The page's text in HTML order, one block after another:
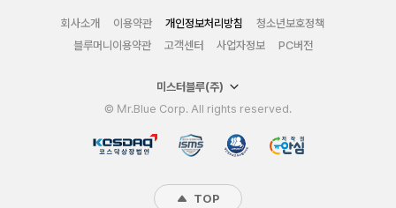
회사소개 이용약관 개인정보처리방침
청소년보호정책
블루머니이용약관
고객센터 사업자정보 PC버전
미스터블루(주)
© Mr.Blue Corp. All rights reserved.
TOP